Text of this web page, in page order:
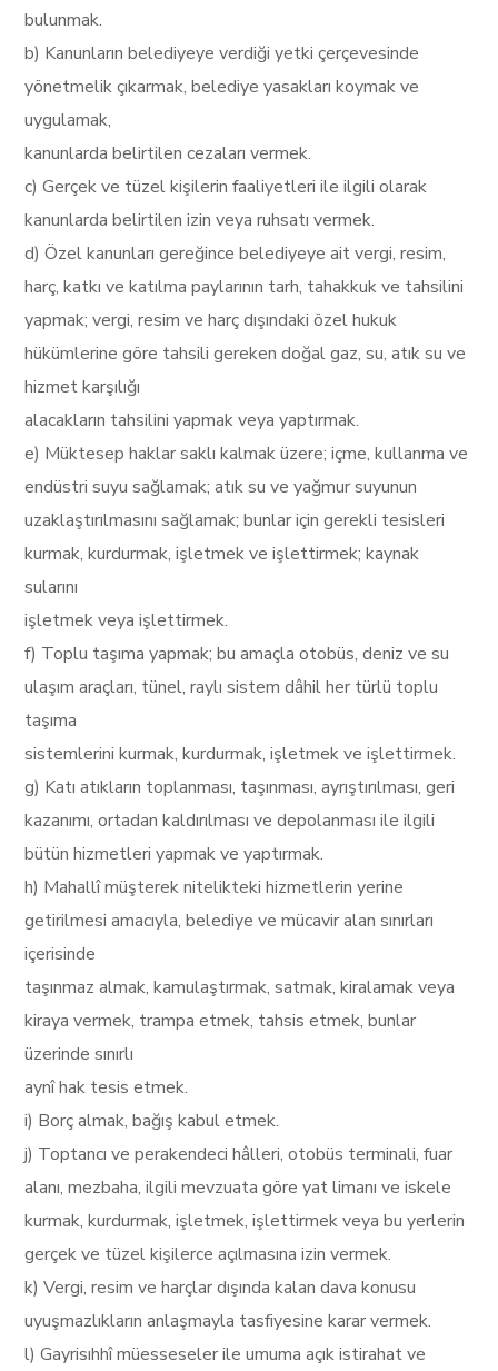
bulunmak.
b) Kanunların belediyeye verdiği yetki çerçevesinde
yönetmelik çıkarmak, belediye yasakları koymak ve
uygulamak,
kanunlarda belirtilen cezaları vermek.
c) Gerçek ve tüzel kişilerin faaliyetleri ile ilgili olarak
kanunlarda belirtilen izin veya ruhsatı vermek.
d) Özel kanunları gereğince belediyeye ait vergi, resim,
harç, katkı ve katılma paylarının tarh, tahakkuk ve tahsilini
yapmak; vergi, resim ve harç dışındaki özel hukuk
hükümlerine göre tahsili gereken doğal gaz, su, atık su ve
hizmet karşılığı
alacakların tahsilini yapmak veya yaptırmak.
e) Müktesep haklar saklı kalmak üzere; içme, kullanma ve
endüstri suyu sağlamak; atık su ve yağmur suyunun
uzaklaştırılmasını sağlamak; bunlar için gerekli tesisleri
kurmak, kurdurmak, işletmek ve işlettirmek; kaynak
sularını
işletmek veya işlettirmek.
f) Toplu taşıma yapmak; bu amaçla otobüs, deniz ve su
ulaşım araçları, tünel, raylı sistem dâhil her türlü toplu
taşıma
sistemlerini kurmak, kurdurmak, işletmek ve işlettirmek.
g) Katı atıkların toplanması, taşınması, ayrıştırılması, geri
kazanımı, ortadan kaldırılması ve depolanması ile ilgili
bütün hizmetleri yapmak ve yaptırmak.
h) Mahallî müşterek nitelikteki hizmetlerin yerine
getirilmesi amacıyla, belediye ve mücavir alan sınırları
içerisinde
taşınmaz almak, kamulaştırmak, satmak, kiralamak veya
kiraya vermek, trampa etmek, tahsis etmek, bunlar
üzerinde sınırlı
aynî hak tesis etmek.
i) Borç almak, bağış kabul etmek.
j) Toptancı ve perakendeci hâlleri, otobüs terminali, fuar
alanı, mezbaha, ilgili mevzuata göre yat limanı ve iskele
kurmak, kurdurmak, işletmek, işlettirmek veya bu yerlerin
gerçek ve tüzel kişilerce açılmasına izin vermek.
k) Vergi, resim ve harçlar dışında kalan dava konusu
uyuşmazlıkların anlaşmayla tasfiyesine karar vermek.
l) Gayrisıhhî müesseseler ile umuma açık istirahat ve